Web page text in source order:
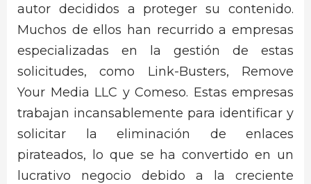
autor decididos a proteger su contenido.
Muchos de ellos han recurrido a empresas
especializadas en la gestión de estas
solicitudes, como Link-Busters, Remove
Your Media LLC y Comeso. Estas empresas
trabajan incansablemente para identificar y
solicitar la eliminación de enlaces
pirateados, lo que se ha convertido en un
lucrativo negocio debido a la creciente